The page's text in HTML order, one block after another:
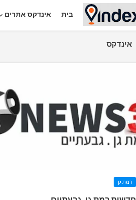
בית אינדקס אתרים
אינדקס
רמת גן